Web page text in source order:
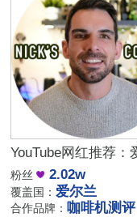
粉丝 2.02w
覆盖国： 爱尔兰
合作品牌：咖啡机测评